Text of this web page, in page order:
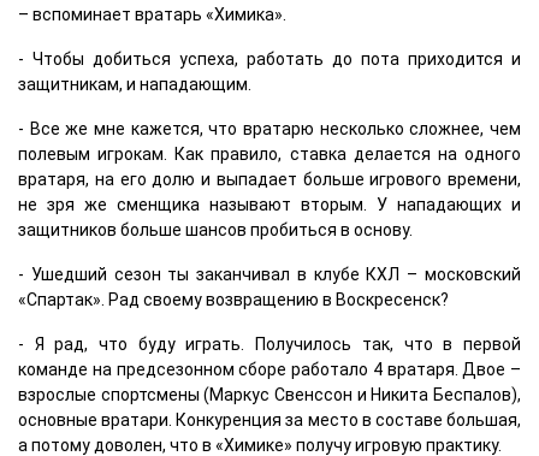
– вспоминает вратарь «Химика».
- Чтобы добиться успеха, работать до пота приходится и
защитникам, и нападающим.
- Все же мне кажется, что вратарю несколько сложнее, чем
полевым игрокам. Как правило, ставка делается на одного
вратаря, на его долю и выпадает больше игрового времени,
не зря же сменщика называют вторым. У нападающих и
защитников больше шансов пробиться в основу.
- Ушедший сезон ты заканчивал в клубе КХЛ – московский
«Спартак». Рад своему возвращению в Воскресенск?
- Я рад, что буду играть. Получилось так, что в первой
команде на предсезонном сборе работало 4 вратаря. Двое –
взрослые спортсмены (Маркус Свенссон и Никита Беспалов),
основные вратари. Конкуренция за место в составе большая,
а потому доволен, что в «Химике» получу игровую практику.